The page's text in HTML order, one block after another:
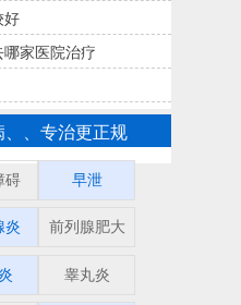
好
家医院治疗
、专治更正规
碍 早泄
炎 前列腺肥大
睾丸炎